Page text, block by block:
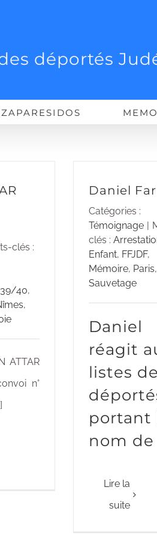
déportés
clés :
40,
,
ATTAR
n°
Daniel
Catégories :
Témoignage |
clés :
Enfant, FFJDF,
Mémoire, Paris,
Sauvetage
Daniel
réagit
listes de
portant
nom de
Lire la
suite